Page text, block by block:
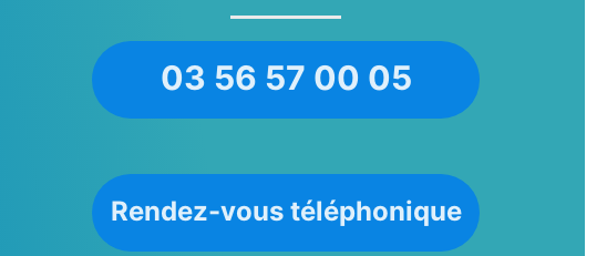
03 56 57 00 05
Rendez-vous téléphonique